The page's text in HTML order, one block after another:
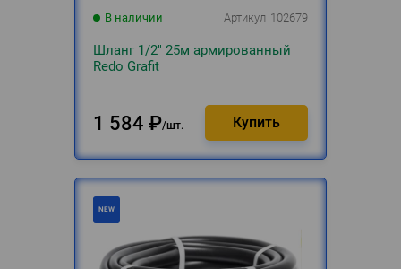
В наличии Артикул 102679
Шланг 1/2" 25м армированный
Redo Grafit
1 584 ₽ шт.